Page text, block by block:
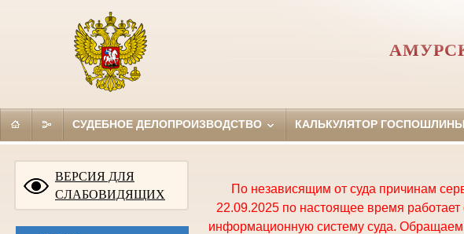
СУДЕБНОЕ ДЕЛОПРОИЗВОДСТВО КАЛЬКУЛЯТОР ГОСПОШЛИНЫ
ВЕРСИЯ ДЛЯ
СЛАБОВИДЯЩИХ
По независящим от суда причинам
22.09.2025 по настоящее время
информационную систему суда.